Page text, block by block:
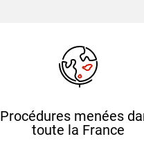
Procédures menées
toute la France